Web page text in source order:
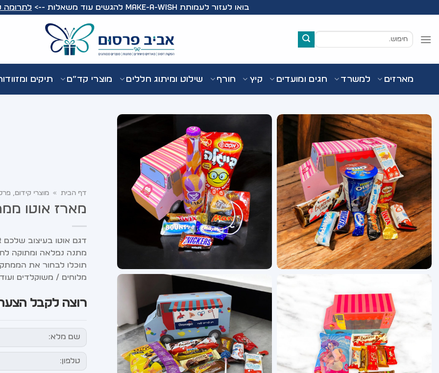
content
בואו לעזור לעמותת Make-A-Wish להגשים עוד משאלות --> לתרומה
חיפוש
עבור:
מארזים למשרד חגים ומועדים קיץ חורף שילוט ומיתוג חללים מוצרי קד”ם תיקים
דף הבית » מוצרי קידום,
מארז אוטו
דגם אוטו בעיצוב שלכם ALL OVER
מתנה נפלאה ומתוקה
תוכלו לבחור את
מלוחים / משוקלדים
רוצה לקבל